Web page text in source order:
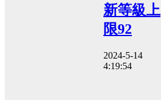
新等級上
限92
2024-5-14
4:19:54